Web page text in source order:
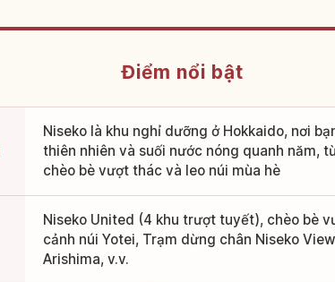
Điểm nổi bật
Niseko là khu nghỉ dưỡng ở Hokkaido, nơi
thiên nhiên và suối nước nóng quanh năm,
chèo bè vượt thác và leo núi mùa hè
Niseko United (4 khu trượt tuyết), chèo bè
cảnh núi Yotei, Trạm dừng chân Niseko
Arishima, v.v.